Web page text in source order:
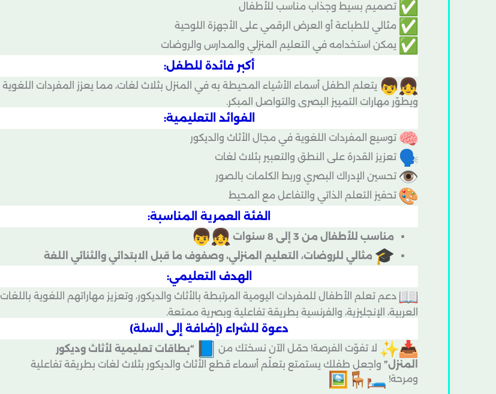
تصميم بسيط وجذاب مناسب للأطفال
مثالي للطباعة أو العرض الرقمي على الأجهزة اللوحية
يمكن استخدامه في التعليم المنزلي والمدارس والروضات
أكبر فائدة للطفل:
يتعلم الطفل أسماء الأشياء المحيطة به في المنزل بثلاث لغات، مما يعزز المفردات اللغوية
ويطوّر مهارات التمييز البصري والتواصل المبكر.
الفوائد التعليمية:
توسيع المفردات اللغوية في مجال الأثاث والديكور
تعزيز القدرة على النطق والتعبير بثلاث لغات
تحسين الإدراك البصري وربط الكلمات بالصور
تحفيز التعلم الذاتي والتفاعل مع المحيط
الفئة العمرية المناسبة:
مناسب للأطفال من 3 إلى 8 سنوات
مثالي للروضات، التعليم المنزلي، وصفوف ما قبل الابتدائي والثنائي اللغة
الهدف التعليمي:
دعم تعلم الأطفال للمفردات اليومية المرتبطة بالأثاث والديكور، وتعزيز مهاراتهم اللغوية باللغات
العربية، الإنجليزية، والفرنسية بطريقة تفاعلية وبصرية ممتعة.
دعوة للشراء (إضافة إلى السلة)
لا تفوّت الفرصة! حمّل الآن نسختك من
“بطاقات تعليمية لأثاث وديكور
المنزل” واجعل طفلك يستمتع بتعلّم أسماء قطع الأثاث والديكور بثلاث لغات بطريقة تفاعلية
ومرحة!